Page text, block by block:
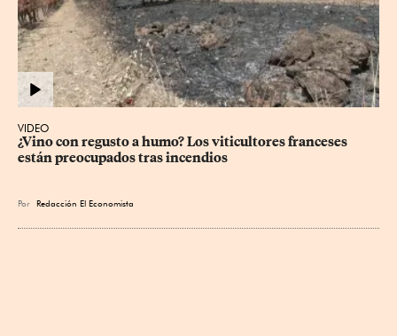
VIDEO
¿Vino con regusto a humo? Los viticultores franceses
están preocupados tras incendios
Por Redacción El Economista